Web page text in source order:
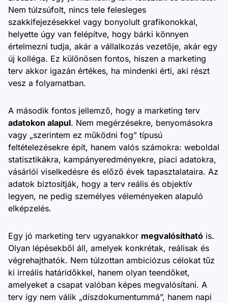
Nem túlzsúfolt, nincs tele felesleges
szakkifejezésekkel vagy bonyolult grafikonokkal,
helyette úgy van felépítve, hogy bárki könnyen
értelmezni tudja, akár a vállalkozás vezetője, akár egy
új kolléga. Ez különösen fontos, hiszen a marketing
terv akkor igazán értékes, ha mindenki érti, aki részt
vesz a folyamatban.
A második fontos jellemző, hogy a marketing terv
adatokon alapul. Nem megérzésekre, benyomásokra
vagy „szerintem ez működni fog” típusú
feltételezésekre épít, hanem valós számokra: weboldal
statisztikákra, kampányeredményekre, piaci adatokra,
vásárlói viselkedésre és előző évek tapasztalataira. Az
adatok biztosítják, hogy a terv reális és objektív
legyen, ne pedig személyes véleményeken alapuló
elképzelés.
Egy jó marketing terv ugyanakkor megvalósítható is.
Olyan lépésekből áll, amelyek konkrétak, reálisak és
végrehajthatók. Nem túlzottan ambiciózus célokat tűz
ki irreális határidőkkel, hanem olyan teendőket,
amelyeket a csapat valóban képes megvalósítani. A
terv így nem válik „díszdokumentummá”, hanem napi